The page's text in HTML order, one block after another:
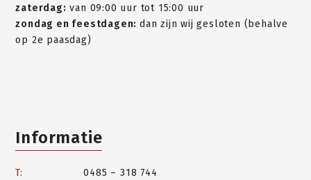
zaterdag: van 09:00 uur tot 15:00 uur
zondag en feestdagen:dan zijn wij gesloten (behalve
op 2e paasdag)
Informatie
T:
0485 – 318 744